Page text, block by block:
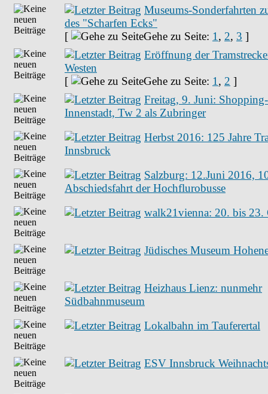
Museums-Sonderfahrten
des "Scharfen Ecks"
[
Gehe zu Seite: 1 , 2, 3 ]
Eröffnung der
Westen
[
Gehe zu Seite: 1 , 2 ]
Freitag, 9. Juni:
Innenstadt, Tw 2 als Zubringer
Herbst 2016: 125 Jahre
Innsbruck
Salzburg: 12.Juni 2016,
Abschiedsfahrt der Hochflurobusse
walk21vienna: 20. bis 23.
Jüdisches Museum
Heizhaus Lienz: nunmehr
Südbahnmuseum
Lokalbahn im Tauferertal
ESV Innsbruck